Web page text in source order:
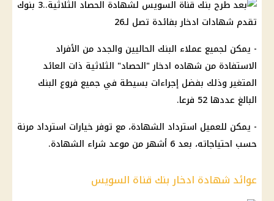
- يمكن لجميع عملاء البنك الحاليين والجدد من الأفراد
الاستفادة من شهاده ادخار "الحصاد" الثلاثية ذات العائد
المتغير وذلك بفضل إجراءات بسيطة في جميع فروع البنك
البالغ عددها 52 فرعا.
- يمكن للعميل استرداد الشهادة، مع توفر خيارات استرداد مرنة
حسب احتياجاته، بعد 6 أشهر من موعد شراء الشهادة.
عوائد شهادة ادخار بنك قناة السويس